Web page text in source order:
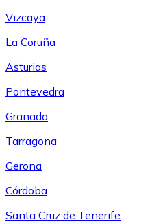
Vizcaya
La Coruña
Asturias
Pontevedra
Granada
Tarragona
Gerona
Córdoba
Santa Cruz de Tenerife